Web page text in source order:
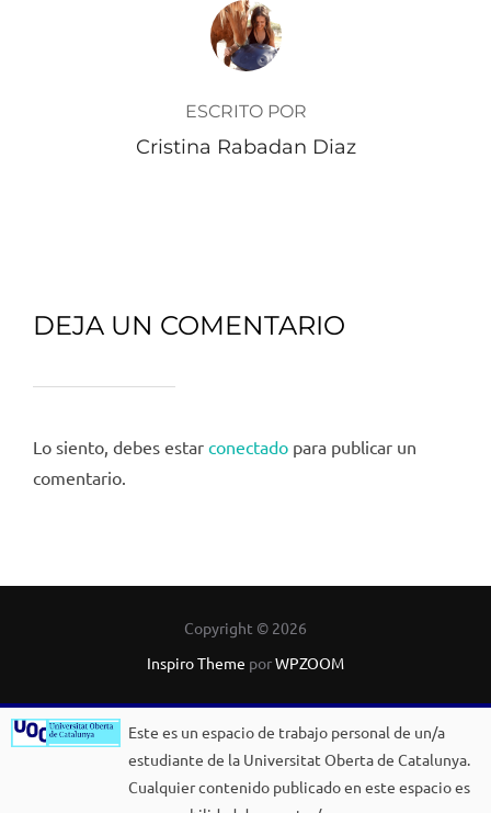
AUTOR DE LA PUBLICACIÓN
ESCRITO POR
Cristina Rabadan Diaz
DEJA UN COMENTARIO
Lo siento, debes estar conectado para publicar un
comentario.
Copyright © 2026
Inspiro Theme porWPZOOM
Este es un espacio de trabajo personal de un/a
estudiante de la Universitat Oberta de Catalunya.
Cualquier contenido publicado en este espacio es